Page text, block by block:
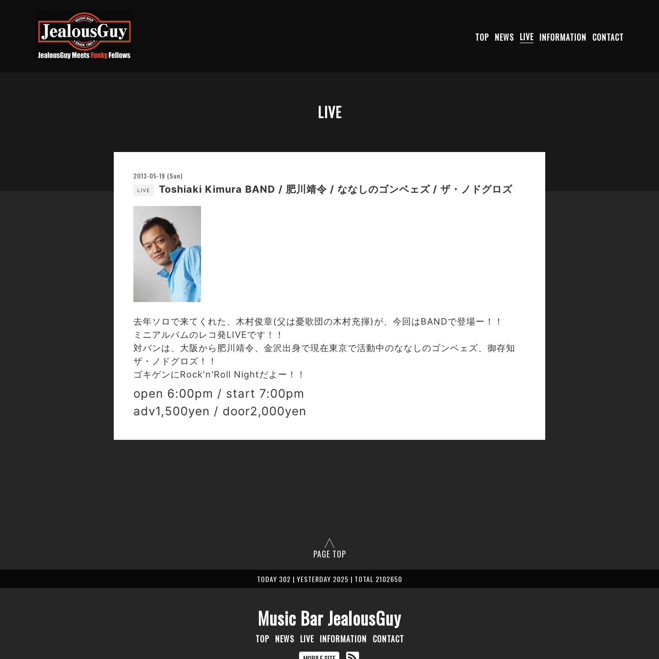
TOP NEWS LIVE INFORMATION CONTACT
LIVE
2013-05-19 (Sun)
LIVE Toshiaki Kimura BAND / 肥川靖令 / ななしのゴンベェズ / ザ・ノドグロズ
去年ソロで来てくれた、木村俊章(父は憂歌団の木村充揮)が、今回はBANDで登場ー！！
ミニアルバムのレコ発LIVEです！！
対バンは、大阪から肥川靖令、金沢出身で現在東京で活動中のななしのゴンベェズ、御存知
ザ・ノドグロズ！！
ゴキゲンにRock'n'Roll Nightだよー！！
open 6:00pm / start 7:00pm
adv1,500yen / door2,000yen
PAGE TOP
TODAY 302 | YESTERDAY 2025 | TOTAL 2102650
Music Bar JealousGuy
TOP NEWS LIVE INFORMATION CONTACT